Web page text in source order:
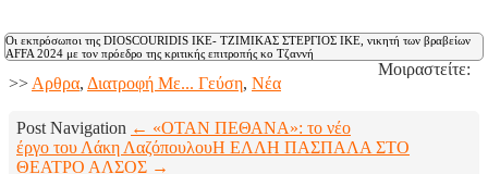
Οι εκπρόσωποι της DIOSCOURIDIS ΙΚΕ- ΤΖΙΜΙΚΑΣ ΣΤΕΡΓΙΟΣ ΙΚΕ, νικητή των βραβείων
AFFA 2024 με τον πρόεδρο της κριτικής επιτροπής κο Τζαννή
Μοιραστείτε:
>>Aρθρα, Διατροφή Με... Γεύση, Νέα
Post Navigation ← «ΟΤΑΝ ΠΕΘΑΝΑ»: το νέο
έργο του Λάκη ΛαζόπουλουΗ EΛΛΗ ΠΑΣΠΑΛΑ ΣΤΟ
ΘΕΑΤΡΟ ΑΛΣΟΣ →